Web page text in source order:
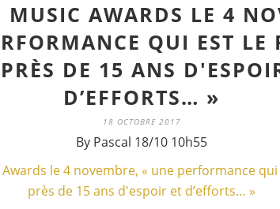
MUSIC AWARDS LE 4
QUI EST LE
DE 15 ANS
D’EFFORTS… »
18 OCTOBRE 2017
By Pascal 18/10 10h55